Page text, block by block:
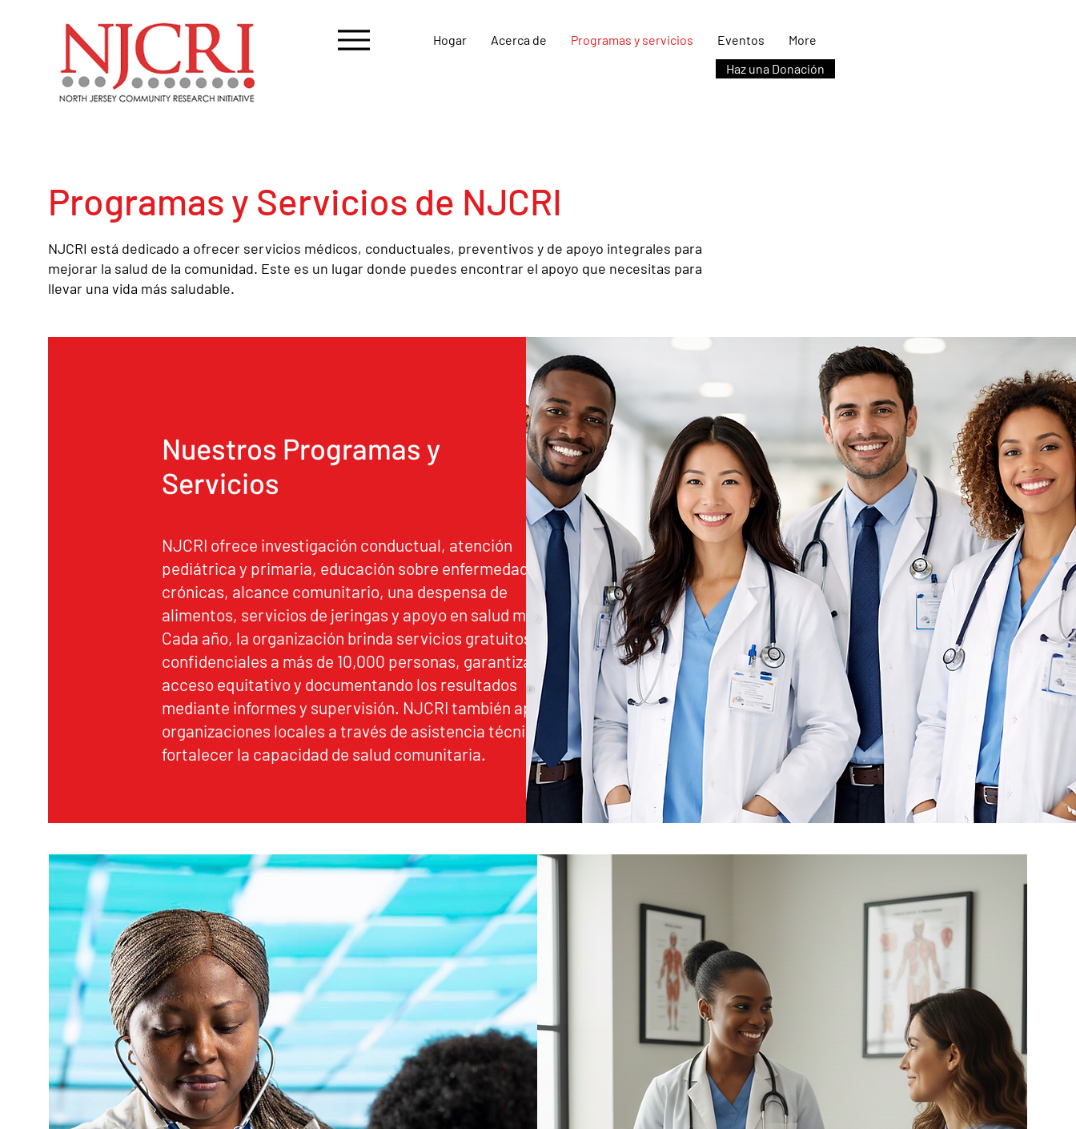
Hogar Acerca de Programas y servicios Eventos
More
Haz una Donación
Programas y Servicios de NJCRI
NJCRI está dedicado a ofrecer servicios médicos, conductuales, preventivos y de apoyo integrales para
mejorar la salud de la comunidad. Este es un lugar donde puedes encontrar el apoyo que necesitas para
llevar una vida más saludable.
Nuestros Programas y
Servicios
NJCRI ofrece investigación conductual, atención
pediátrica y primaria, educación sobre enfermedades
crónicas, alcance comunitario, una despensa de
alimentos, servicios de jeringas y apoyo en salud mental.
Cada año, la organización brinda servicios gratuitos y
confidenciales a más de 10,000 personas, garantizando el
acceso equitativo y documentando los resultados
mediante informes y supervisión. NJCRI también apoya a
organizaciones locales a través de asistencia técnica para
fortalecer la capacidad de salud comunitaria.